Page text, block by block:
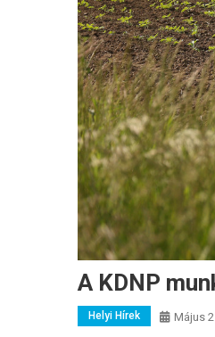
A KDNP
Helyi Hírek Május